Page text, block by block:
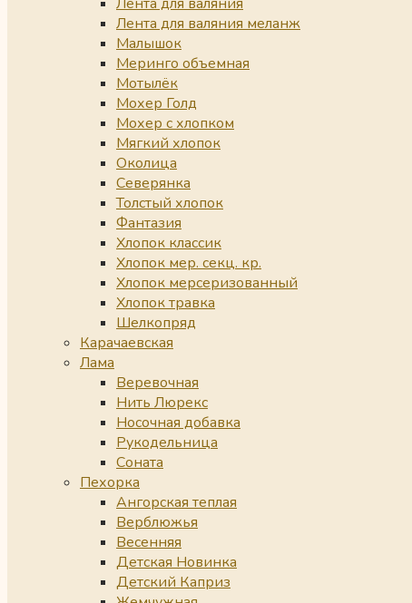
Лента для валяния меланж
Малышок
Меринго объемная
Мотылёк
Мохер Голд
Мохер с хлопком
Мягкий хлопок
Околица
Северянка
Толстый хлопок
Фантазия
Хлопок классик
Хлопок мер. секц. кр.
Хлопок мерсеризованный
Хлопок травка
Шелкопряд
Карачаевская
Лама
Веревочная
Нить Люрекс
Носочная добавка
Рукодельница
Соната
Пехорка
Ангорская теплая
Верблюжья
Весенняя
Детская Новинка
Детский Каприз